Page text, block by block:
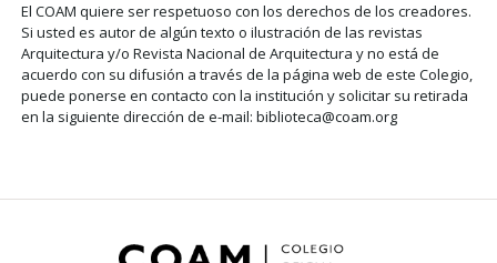
El COAM quiere ser respetuoso con los derechos de los creadores.
Si usted es autor de algún texto o ilustración de las revistas
Arquitectura y/o Revista Nacional de Arquitectura y no está de
acuerdo con su difusión a través de la página web de este Colegio,
puede ponerse en contacto con la institución y solicitar su retirada
en la siguiente dirección de e-mail: biblioteca@coam.org